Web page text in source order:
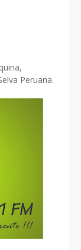
Peruana.